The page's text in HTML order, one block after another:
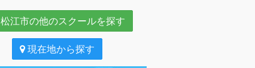
松江市の他のスクールを探す
現在地から探す